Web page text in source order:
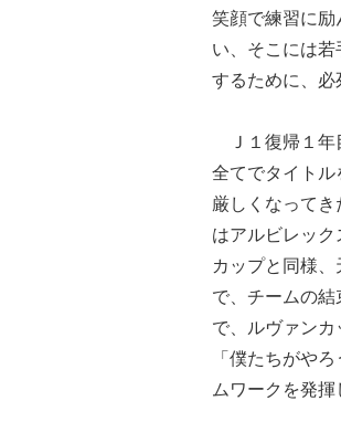
笑顔で練習に
い、そこには
するために、必
Ｊ１復帰１年
全てでタイト
厳しくなって
はアルビレッ
カップと同様
で、チームの
で、ルヴァン
「僕たちがや
ムワークを発揮